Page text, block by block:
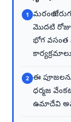
1 మఠంలో
మొదటి రోజున
భోగ వసంత
2 ఈ పూజలను
ధర్మజ
ఉమాదేవి